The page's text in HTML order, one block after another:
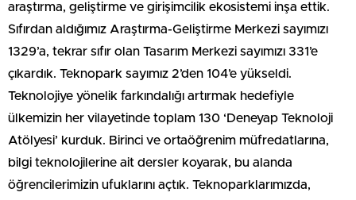
araştırma, geliştirme ve girişimcilik ekosistemi inşa ettik.
Sıfırdan aldığımız Araştırma-Geliştirme Merkezi sayımızı
1329’a, tekrar sıfır olan Tasarım Merkezi sayımızı 331’e
çıkardık. Teknopark sayımız 2’den 104’e yükseldi.
Teknolojiye yönelik farkındalığı artırmak hedefiyle
ülkemizin her vilayetinde toplam 130 ‘Deneyap Teknoloji
Atölyesi’ kurduk. Birinci ve ortaöğrenim müfredatlarına,
bilgi teknolojilerine ait dersler koyarak, bu alanda
öğrencilerimizin ufuklarını açtık. Teknoparklarımızda,